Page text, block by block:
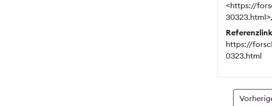
<https://
https://
0323.html